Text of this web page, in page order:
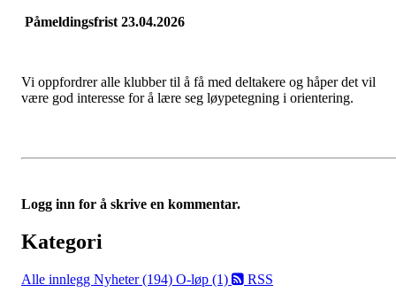
Påmeldingsfrist 23.04.2026
Vi oppfordrer alle klubber til å få med deltakere og håper det vil
være god interesse for å lære seg løypetegning i orientering.
Logg inn for å skrive en kommentar.
Kategori
Alle innlegg Nyheter (194) O-løp (1) RSS